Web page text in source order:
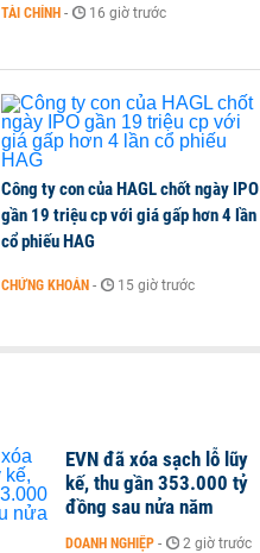
TÀI CHÍNH - 16 giờ trước
Công ty con của HAGL chốt ngày IPO
gần 19 triệu cp với giá gấp hơn 4 lần
cổ phiếu HAG
CHỨNG KHOÁN - 15 giờ trước
EVN đã xóa sạch lỗ lũy
kế, thu gần 353.000 tỷ
đồng sau nửa năm
DOANH NGHIỆP - 2 giờ trước